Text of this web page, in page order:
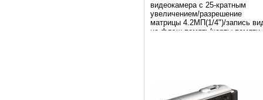
видеокамера с 25-кратным
увеличением/разрешение
матрицы 4.2МП(1/4")/запись
на флэш-память/карты памяти